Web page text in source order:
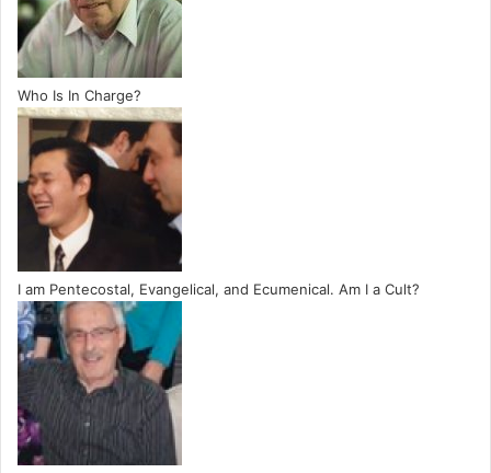
Who Is In Charge?
I am Pentecostal, Evangelical, and Ecumenical. Am I a Cult?